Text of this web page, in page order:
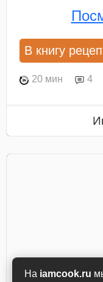
На iamcook.ru
В книгу
20 мин 4